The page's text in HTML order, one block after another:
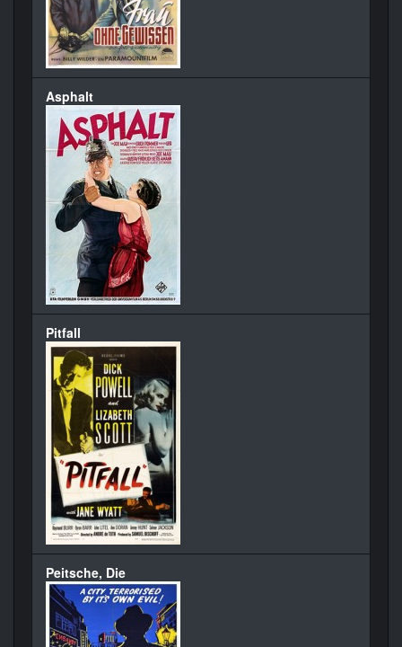
Asphalt
Pitfall
Peitsche, Die